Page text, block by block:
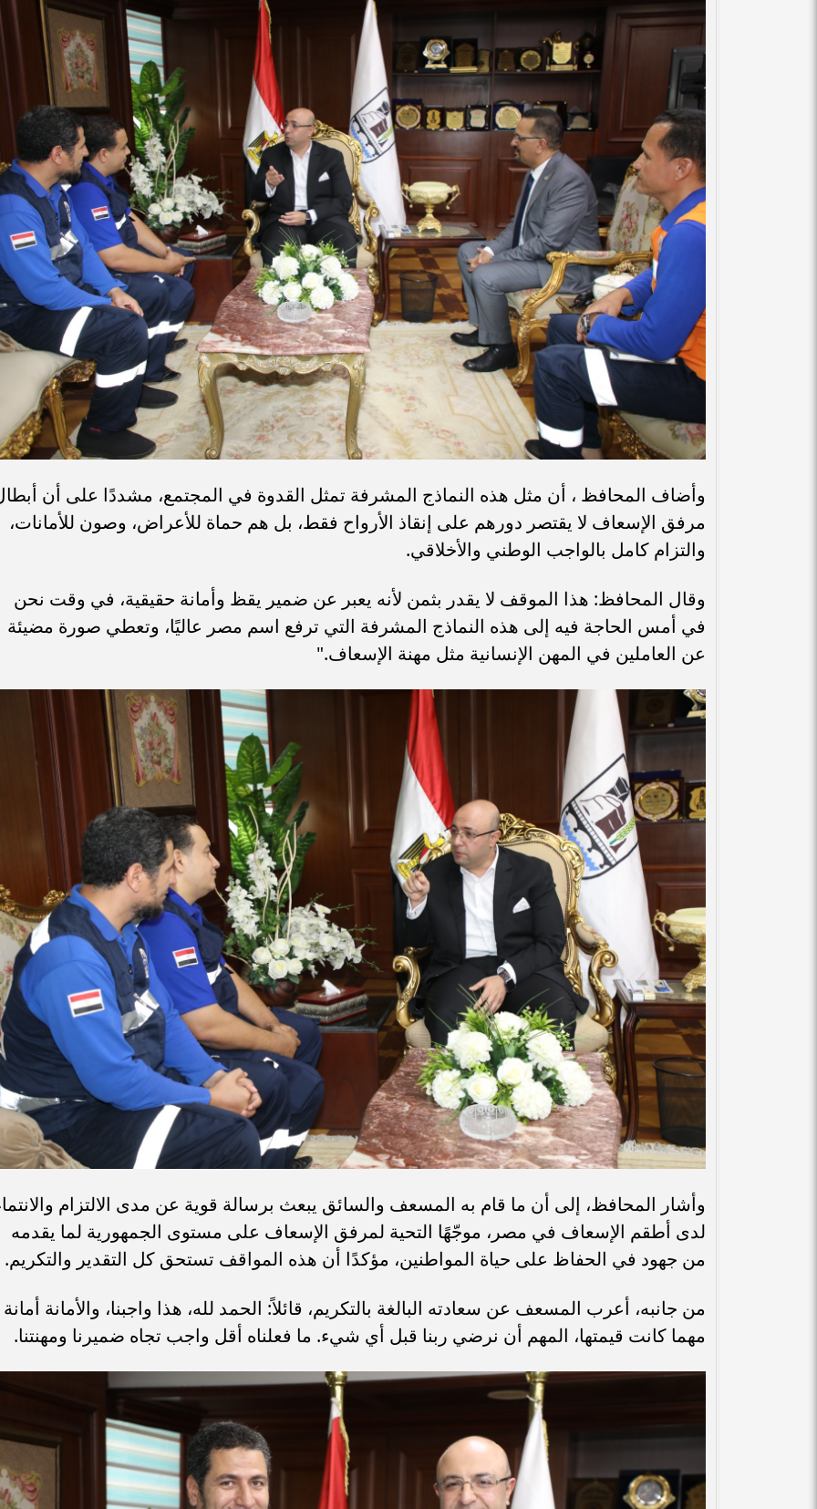
وأضاف المحافظ ، أن مثل هذه النماذج المشرفة تمثل القدوة في المجتمع، مشددًا على أن
مرفق الإسعاف لا يقتصر دورهم على إنقاذ الأرواح فقط، بل هم حماة للأعراض، وصون للأمانات،
والتزام كامل بالواجب الوطني والأخلاقي.
وقال المحافظ: هذا الموقف لا يقدر بثمن لأنه يعبر عن ضمير يقظ وأمانة حقيقية، في وقت نحن
في أمس الحاجة فيه إلى هذه النماذج المشرفة التي ترفع اسم مصر عاليًا، وتعطي صورة مضيئة
عن العاملين في المهن الإنسانية مثل مهنة الإسعاف."
وأشار المحافظ، إلى أن ما قام به المسعف والسائق يبعث برسالة قوية عن مدى الالتزام
لدى أطقم الإسعاف في مصر، موجّهًا التحية لمرفق الإسعاف على مستوى الجمهورية لما يقدمه
من جهود في الحفاظ على حياة المواطنين، مؤكدًا أن هذه المواقف تستحق كل التقدير والتكريم.
من جانبه، أعرب المسعف عن سعادته البالغة بالتكريم، قائلاً: الحمد لله، هذا واجبنا، والأمانة أمانة
مهما كانت قيمتها، المهم أن نرضي ربنا قبل أي شيء. ما فعلناه أقل واجب تجاه ضميرنا ومهنتنا.